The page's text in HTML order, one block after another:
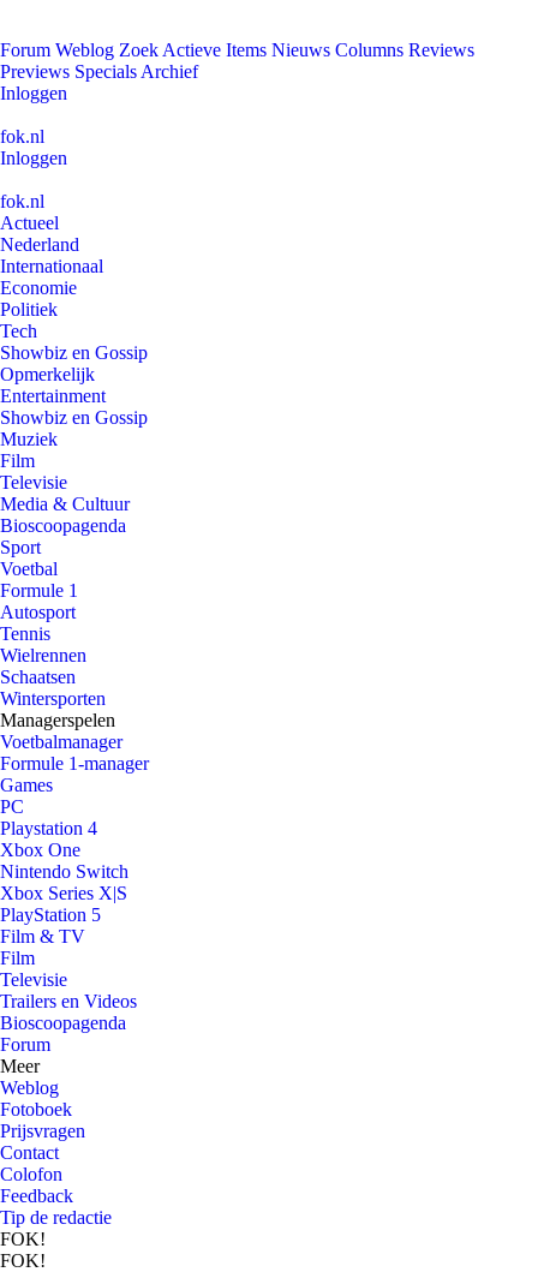
Forum Weblog Zoek Actieve Items Nieuws Columns Reviews
Previews Specials Archief
Inloggen
fok.nl
Inloggen
fok.nl
Actueel
Nederland
Internationaal
Economie
Politiek
Tech
Showbiz en Gossip
Opmerkelijk
Entertainment
Showbiz en Gossip
Muziek
Film
Televisie
Media & Cultuur
Bioscoopagenda
Sport
Voetbal
Formule 1
Autosport
Tennis
Wielrennen
Schaatsen
Wintersporten
Managerspelen
Voetbalmanager
Formule 1-manager
Games
PC
Playstation 4
Xbox One
Nintendo Switch
Xbox Series X|S
PlayStation 5
Film & TV
Film
Televisie
Trailers en Videos
Bioscoopagenda
Forum
Meer
Weblog
Fotoboek
Prijsvragen
Contact
Colofon
Feedback
Tip de redactie
FOK!
FOK!